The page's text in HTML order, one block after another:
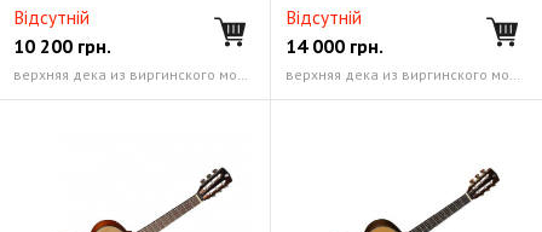
Відсутній
10 200 грн.
верхняя дека из виргинского можжевельника, нижняя дека и обечайка из палисандра; коричневая окантовка верхней деки красное дерево; классический овальный профиль; крепление к корпусу «ласточкин хвост»
Відсутній
14 000 грн.
верхняя дека из виргинского можжевельника, нижняя дека и обечайка из палисандра; коричневая окантовка верхней деки; «венецианский» вырез в корпусе красное дерево; классический овальный профиль; крепление к корпусу «ласточкин хвост»